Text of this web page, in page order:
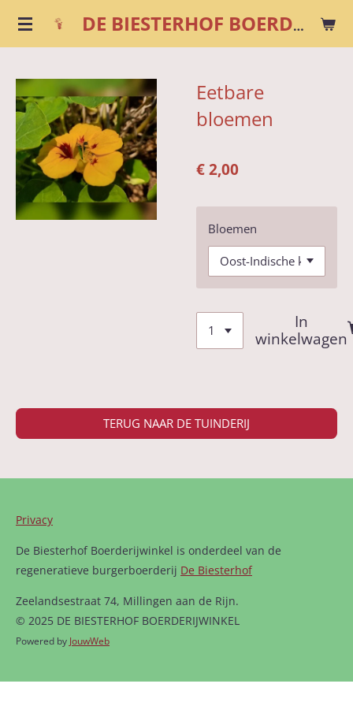
Ga
de
hoofdinhoud
DE BIESTERHOF BOERDERIJWINKEL
Eetbare
bloemen
€ 2,00
Bloemen
In
winkelwagen
TERUG NAAR DE TUINDERIJ
Privacy
De Biesterhof Boerderijwinkel is onderdeel van de
regeneratieve burgerboerderij De Biesterhof
Zeelandsestraat 74, Millingen aan de Rijn.
© 2025 DE BIESTERHOF BOERDERIJWINKEL
Powered by JouwWeb